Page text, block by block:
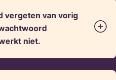
vergeten van vorig
niet.